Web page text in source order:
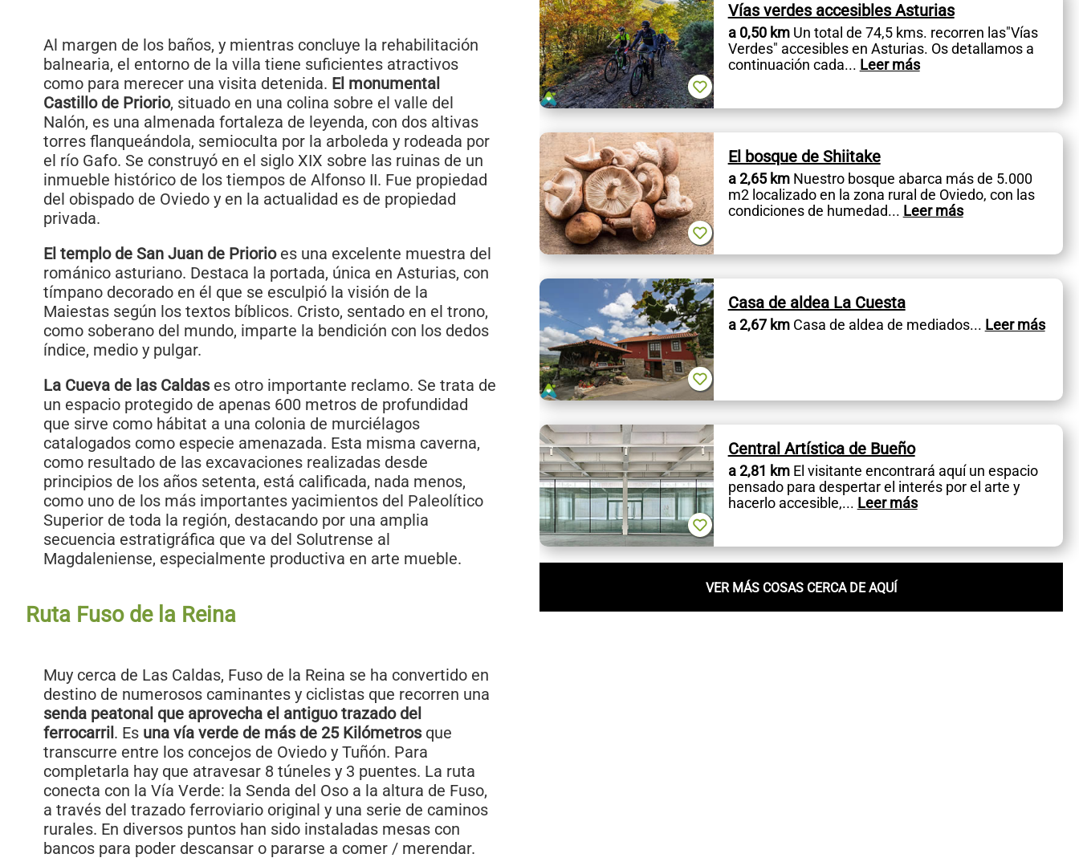
Al margen de los baños, y mientras concluye la rehabilitación
balnearia, el entorno de la villa tiene suficientes atractivos
como para merecer una visita detenida. El monumental
Castillo de Priorio, situado en una colina sobre el valle del
Nalón, es una almenada fortaleza de leyenda, con dos altivas
torres flanqueándola, semioculta por la arboleda y rodeada por
el río Gafo. Se construyó en el siglo XIX sobre las ruinas de un
inmueble histórico de los tiempos de Alfonso II. Fue propiedad
del obispado de Oviedo y en la actualidad es de propiedad
privada.
El templo de San Juan de Priorioes una excelente muestra del
románico asturiano. Destaca la portada, única en Asturias, con
tímpano decorado en él que se esculpió la visión de la
Maiestas según los textos bíblicos. Cristo, sentado en el trono,
como soberano del mundo, imparte la bendición con los dedos
índice, medio y pulgar.
La Cueva de las Caldases otro importante reclamo. Se trata de
un espacio protegido de apenas 600 metros de profundidad
que sirve como hábitat a una colonia de murciélagos
catalogados como especie amenazada. Esta misma caverna,
como resultado de las excavaciones realizadas desde
principios de los años setenta, está calificada, nada menos,
como uno de los más importantes yacimientos del Paleolítico
Superior de toda la región, destacando por una amplia
secuencia estratigráfica que va del Solutrense al
Magdaleniense, especialmente productiva en arte mueble.
Ruta Fuso de la Reina
Muy cerca de Las Caldas, Fuso de la Reina se ha convertido en
destino de numerosos caminantes y ciclistas que recorren una
senda peatonal que aprovecha el antiguo trazado del
ferrocarril. Es una vía verde de más de 25 Kilómetrosque
transcurre entre los concejos de Oviedo y Tuñón. Para
completarla hay que atravesar 8 túneles y 3 puentes. La ruta
conecta con la Vía Verde: la Senda del Oso a la altura de Fuso,
a través del trazado ferroviario original y una serie de caminos
rurales. En diversos puntos han sido instaladas mesas con
bancos para poder descansar o pararse a comer / merendar.
Vías verdes accesibles Asturias
a 0,50 kmUn total de 74,5 kms. recorren las"Vías
Verdes" accesibles en Asturias. Os detallamos a
continuación cada... Leer más
El bosque de Shiitake
a 2,65 kmNuestro bosque abarca más de 5.000
m2 localizado en la zona rural de Oviedo, con las
condiciones de humedad... Leer más
Casa de aldea La Cuesta
a 2,67 kmCasa de aldea de mediados... Leer más
Central Artística de Bueño
a 2,81 kmEl visitante encontrará aquí un espacio
pensado para despertar el interés por el arte y
hacerlo accesible,... Leer más
VER MÁS COSAS CERCA DE AQUÍ